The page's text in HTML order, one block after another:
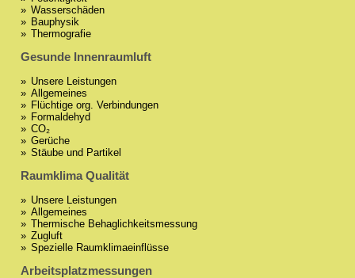
Wasserschäden
Bauphysik
Thermografie
Gesunde Innenraumluft
Unsere Leistungen
Allgemeines
Flüchtige org. Verbindungen
Formaldehyd
CO₂
Gerüche
Stäube und Partikel
Raumklima Qualität
Unsere Leistungen
Allgemeines
Thermische Behaglichkeitsmessung
Zugluft
Spezielle Raumklimaeinflüsse
Arbeitsplatzmessungen